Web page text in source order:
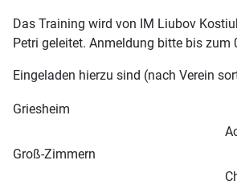
Das Training wird von IM Liubov
Petri geleitet. Anmeldung bitte bis zum
Eingeladen hierzu sind (nach Verein
Griesheim
Groß-Zimmern